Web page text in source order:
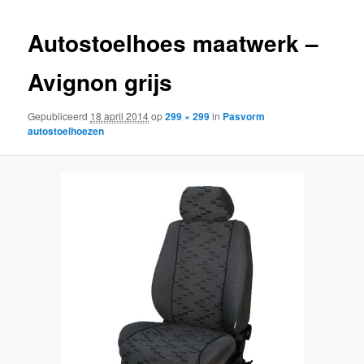
Autostoelhoes maatwerk –
Avignon grijs
Gepubliceerd 18 april 2014op299 × 299in Pasvorm
autostoelhoezen